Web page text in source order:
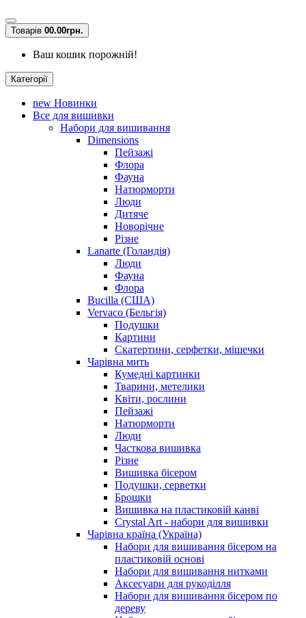
Товарів 00.00грн.
Ваш кошик порожній!
Категорії
new Новинки
Все для вишивки
Набори для вишивання
Dimensions
Пейзажі
Флора
Фауна
Натюрморти
Люди
Дитяче
Новорічне
Різне
Lanarte (Голандія)
Люди
Фауна
Флора
Bucilla (США)
Vervaco (Бельгія)
Подушки
Картини
Скатертини, серфетки, мішечки
Чарiвна мить
Кумедні картинки
Тварини, метелики
Квіти, рослини
Пейзажі
Натюрморти
Люди
Часткова вишивка
Різне
Вишивка бісером
Подушки, серветки
Брошки
Вишивка на пластиковій канві
Crystal Art - набори для вишивки
Чарівна країна (Україна)
Набори для вишивання бісером на
пластиковій основі
Набори для вишивання нитками
Аксесуари для рукоділля
Набори для вишивання бісером по
дереву